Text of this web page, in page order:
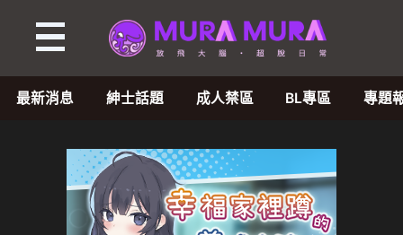
最新消息 紳士話題 成人禁區 BL專區 專題